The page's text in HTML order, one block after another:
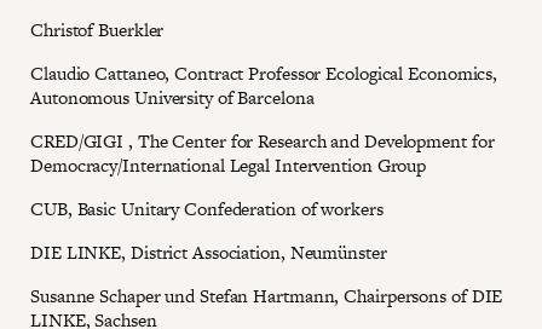
Christof Buerkler
Claudio Cattaneo, Contract Professor Ecological Economics,
Autonomous University of Barcelona
CRED/GIGI , The Center for Research and Development for
Democracy/International Legal Intervention Group
CUB, Basic Unitary Confederation of workers
DIE LINKE, District Association, Neumünster
Susanne Schaper und Stefan Hartmann, Chairpersons of DIE
LINKE, Sachsen